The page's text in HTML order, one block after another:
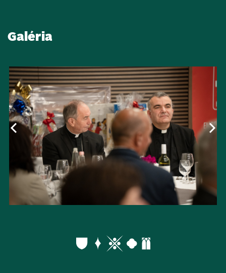
Galéria